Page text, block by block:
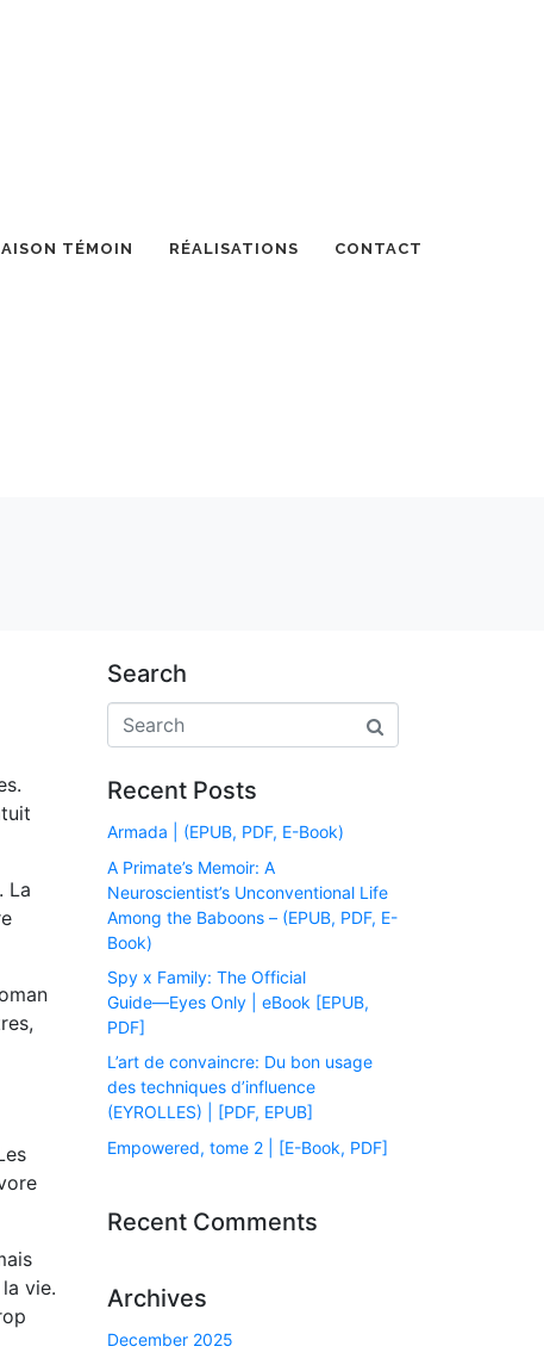
TÉMOIN RÉALISATIONS CONTACT
La
vie.
Search
Recent Posts
Armada | (EPUB, PDF, E-Book)
A Primate’s Memoir: A
Neuroscientist’s Unconventional Life
Among the Baboons – (EPUB, PDF, E-
Book)
Spy x Family: The Official
Guide―Eyes Only | eBook [EPUB,
PDF]
L’art de convaincre: Du bon usage
des techniques d’influence
(EYROLLES) | [PDF, EPUB]
Empowered, tome 2 | [E-Book, PDF]
Recent Comments
Archives
December 2025